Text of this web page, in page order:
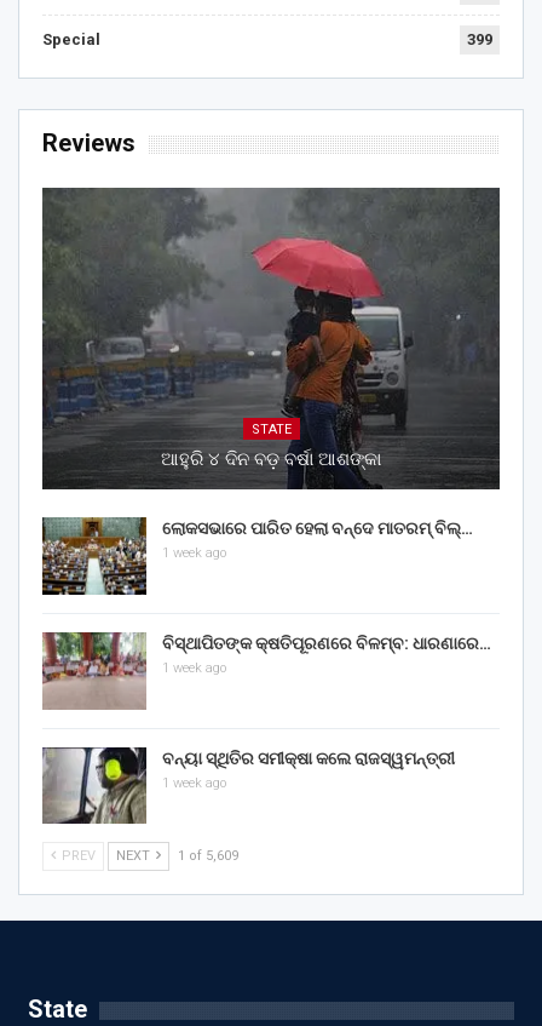
Special 399
Reviews
STATE
ଆହୁରି ୪ ଦିନ ବଡ଼ ବର୍ଷା ଆଶଙ୍କା
ଲୋକସଭାରେ ପାରିତ ହେଲା ବନ୍ଦେ ମାତରମ୍‌ ବିଲ୍‌…
1 week ago
ବିସ୍ଥାପିତଙ୍କ କ୍ଷତିପୂରଣରେ ବିଳମ୍ବ: ଧାରଣାରେ…
1 week ago
ବନ୍ୟା ସ୍ଥିତିର ସମୀକ୍ଷା କଲେ ରାଜସ୍ୱମନ୍ତ୍ରୀ
1 week ago
PREV NEXT 1 of 5,609
State